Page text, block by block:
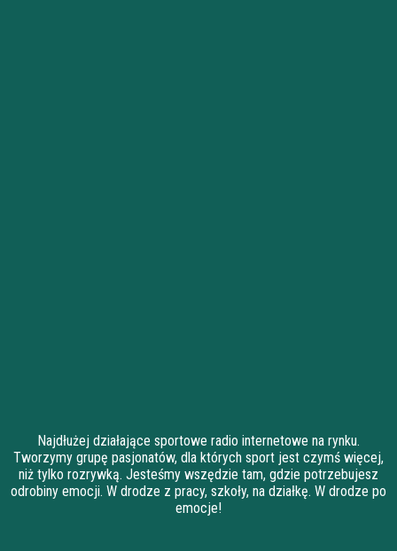
Najdłużej działające sportowe radio internetowe na rynku.
Tworzymy grupę pasjonatów, dla których sport jest czymś więcej,
niż tylko rozrywką. Jesteśmy wszędzie tam, gdzie potrzebujesz
odrobiny emocji. W drodze z pracy, szkoły, na działkę. W drodze po
emocje!